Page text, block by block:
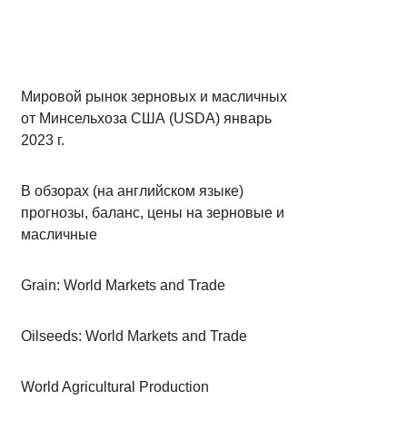
Мировой рынок зерновых и масличных
от Минсельхоза США (USDA) январь
2023 г.
В обзорах (на английском языке)
прогнозы, баланс, цены на зерновые и
масличные
Grain: World Markets and Trade
Oilseeds: World Markets and Trade
World Agricultural Production